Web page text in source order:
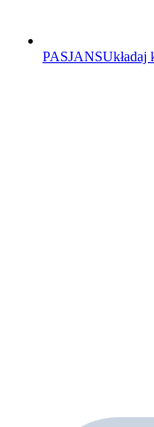
PASJANSUkładaj